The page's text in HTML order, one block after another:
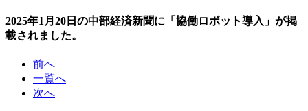
2025年1月20日の中部経済新聞に「協働ロボット導入」が掲
載されました。
前へ
一覧へ
次へ